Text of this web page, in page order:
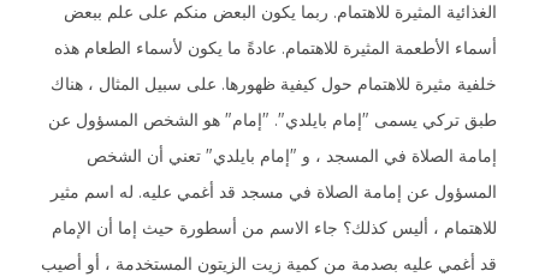
الغذائية المثيرة للاهتمام. ربما يكون البعض منكم على علم ببعض
أسماء الأطعمة المثيرة للاهتمام. عادةً ما يكون لأسماء الطعام هذه
خلفية مثيرة للاهتمام حول كيفية ظهورها. على سبيل المثال ، هناك
طبق تركي يسمى "إمام بايلدي". "إمام" هو الشخص المسؤول عن
إمامة الصلاة في المسجد ، و "إمام بايلدي" تعني أن الشخص
المسؤول عن إمامة الصلاة في مسجد قد أغمي عليه. له اسم مثير
للاهتمام ، أليس كذلك؟ جاء الاسم من أسطورة حيث إما أن الإمام
قد أغمي عليه بصدمة من كمية زيت الزيتون المستخدمة ، أو أصيب